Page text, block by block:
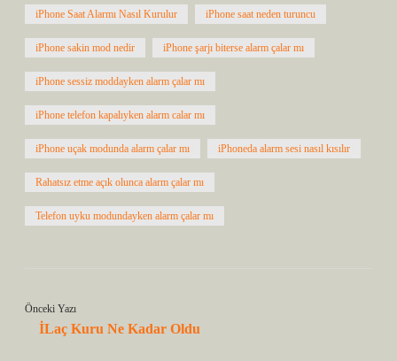
iPhone Saat Alarmı Nasıl Kurulur iPhone saat neden turuncu
iPhone sakin mod nedir iPhone şarjı biterse alarm çalar mı
iPhone sessiz moddayken alarm çalar mı
iPhone telefon kapalıyken alarm calar mı
iPhone uçak modunda alarm çalar mı iPhoneda alarm sesi nasıl kısılır
Rahatsız etme açık olunca alarm çalar mı
Telefon uyku modundayken alarm çalar mı
Önceki Yazı
İLaç Kuru Ne Kadar Oldu